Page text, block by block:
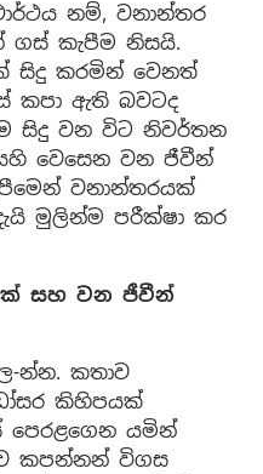
නම්, වනාන්තර
ගස් කැපීම නිසයි.
සිදු කරමින් වෙනත්
කපා ඇති බවටද
සිදු වන විට නිවර්තන
වෙසෙන වන ජීවීන්
වනාන්තරයක්
මුලින්ම පරීක්ෂා කර
සහ වන ජීවීන්
න්න. කතාව
කිහිපයක්
යමින්
කපන්නන් විගස